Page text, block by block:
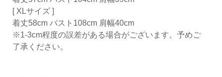
[ XLサイズ ]
着丈58cm バスト108cm 肩幅40cm
※1-3cm程度の誤差がある場合がございます。予めご
了承ください。